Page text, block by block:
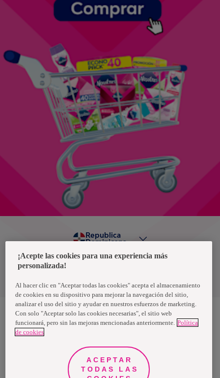
Política de privacidad de datos
Republica
Dominicana
Nosotras, una marca de Essity - una compañía global líder en
higiene y salud. Cada día, mil millones de personas, en todo el
propósito es romper barreras por el bienestar en beneficio de
consumidores, pacientes, cuidadores, clientes y la sociedad en
general. Vendemos en aproximadamente 150 países bajo las
principales marcas globales TENA y Tork, así como otras marcas
¡Acepte las cookies para una experiencia más
personalizada!
Al hacer clic en "Aceptar todas las cookies" acepta el almacenamiento
de cookies en su dispositivo para mejorar la navegación del sitio,
analizar el uso del sitio y ayudar en nuestros esfuerzos de marketing.
Con solo "Aceptar solo las cookies necesarias", el sitio web
funcionará, pero sin las mejoras mencionadas anteriormente. Política
de cookies
ACEPTAR
TODAS LAS